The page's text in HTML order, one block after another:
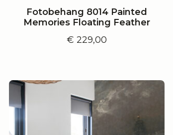
Fotobehang 8014 Painted
Memories Floating Feather
€ 229,00